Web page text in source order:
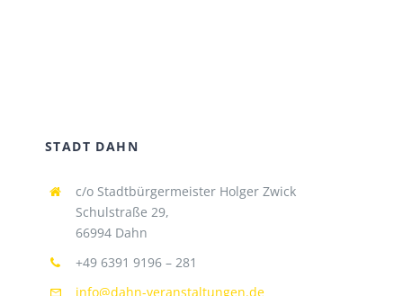
STADT DAHN
c/o Stadtbürgermeister Holger Zwick
Schulstraße 29,
66994 Dahn
+49 6391 9196 – 281
info@dahn-veranstaltungen.de